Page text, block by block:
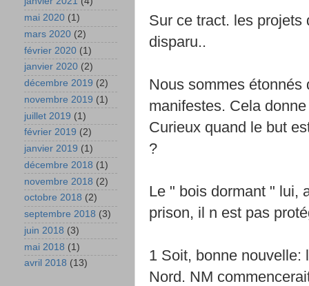
Sur ce tract. les projets
disparu..
Nous sommes étonnés
manifestes. Cela
Curieux quand le but
?
Le " bois dormant " lui,
prison, il n est pas
1 Soit, bonne nouvelle:
Nord. NM
mai 2020 (1)
mars 2020 (2)
février 2020 (1)
janvier 2020 (2)
décembre 2019 (2)
novembre 2019 (1)
juillet 2019 (1)
février 2019 (2)
janvier 2019 (1)
décembre 2018 (1)
novembre 2018 (2)
octobre 2018 (2)
septembre 2018 (3)
juin 2018 (3)
mai 2018 (1)
avril 2018 (13)